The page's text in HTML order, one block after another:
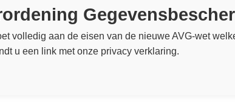
volledig aan de eisen van de nieuwe AVG-wet
u een link met onze privacy verklaring.